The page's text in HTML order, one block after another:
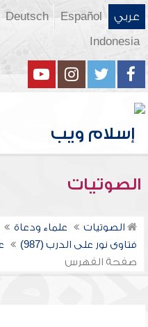
عربي Español
Deutsch
Indonesia
الصوتيات
الصوتيات علماء ودعاة
فتاوى نور على الدرب (987)
صفحة الفهرس